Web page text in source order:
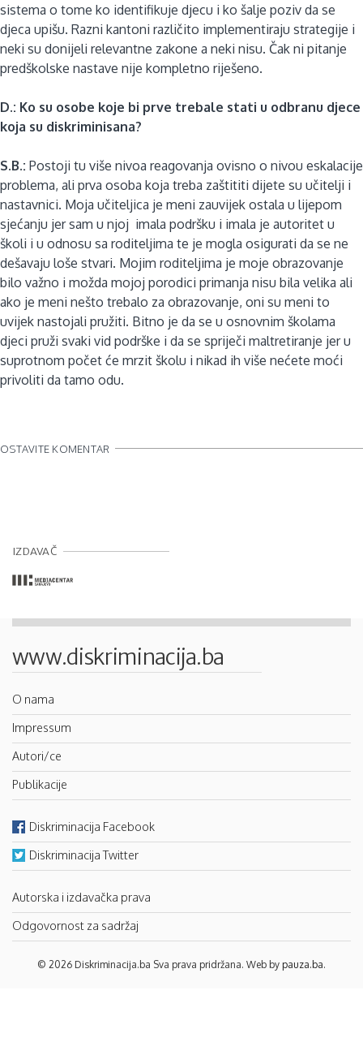
sistema o tome ko identifikuje djecu i ko šalje poziv da se
djeca upišu. Razni kantoni različito implementiraju strategije i
neki su donijeli relevantne zakone a neki nisu. Čak ni pitanje
predškolske nastave nije kompletno riješeno.
D.: Ko su osobe koje bi prve trebale stati u odbranu djece
koja su diskriminisana?
S.B.: Postoji tu više nivoa reagovanja ovisno o nivou eskalacije
problema, ali prva osoba koja treba zaštititi dijete su učitelji i
nastavnici. Moja učiteljica je meni zauvijek ostala u lijepom
sjećanju jer sam u njoj imala podršku i imala je autoritet u
školi i u odnosu sa roditeljima te je mogla osigurati da se ne
dešavaju loše stvari. Mojim roditeljima je moje obrazovanje
bilo važno i možda mojoj porodici primanja nisu bila velika ali
ako je meni nešto trebalo za obrazovanje, oni su meni to
uvijek nastojali pružiti. Bitno je da se u osnovnim školama
djeci pruži svaki vid podrške i da se spriječi maltretiranje jer u
suprotnom počet će mrzit školu i nikad ih više nećete moći
privoliti da tamo odu.
OSTAVITE KOMENTAR
IZDAVAČ
www.diskriminacija.ba
O nama
Impressum
Autori/ce
Publikacije
Diskriminacija Facebook
Diskriminacija Twitter
Autorska i izdavačka prava
Odgovornost za sadržaj
© 2026 Diskriminacija.ba Sva prava pridržana. Web by pauza.ba.